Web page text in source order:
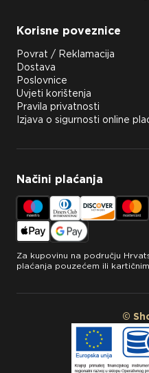
Korisne poveznice
Povrat / Reklamacija
Dostava
Poslovnice
Uvjeti korištenja
Pravila privatnosti
Izjava o sigurnosti online
Načini plaćanja
Za kupovinu na području
plaćanja pouzećem ili
©